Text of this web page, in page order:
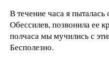
В течение часа я
Обессилев, позвонила ее
полчаса мы мучились с
Бесполезно.